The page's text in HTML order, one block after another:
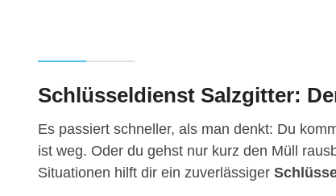
Schlüsseldienst Salzgitter:
Es passiert schneller, als man denkt: Du
ist weg. Oder du gehst nur kurz den Müll
Situationen hilft dir ein zuverlässiger